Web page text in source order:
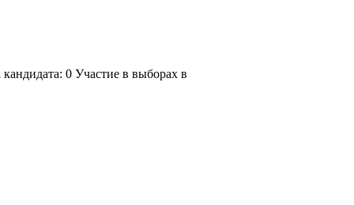
0 Участие в выборах в